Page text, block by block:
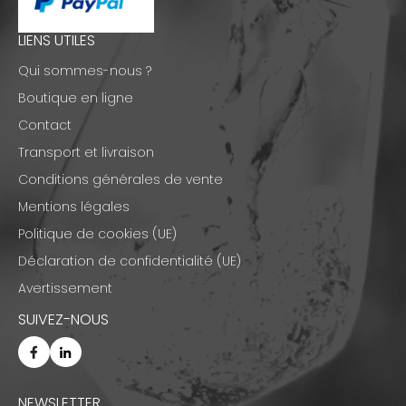
LIENS UTILES
Qui sommes-nous ?
Boutique en ligne
Contact
Transport et livraison
Conditions générales de vente
Mentions légales
Politique de cookies (UE)
Déclaration de confidentialité (UE)
Avertissement
SUIVEZ-NOUS